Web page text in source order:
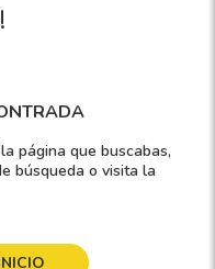
página que buscabas,
búsqueda o visita la